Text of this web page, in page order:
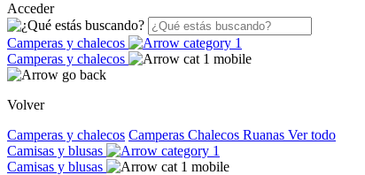
Acceder
Camperas y chalecos
Camperas y chalecos
Volver
Camperas y chalecos Camperas Chalecos Ruanas Ver todo
Camisas y blusas
Camisas y blusas